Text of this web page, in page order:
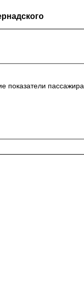
показатели пассажира